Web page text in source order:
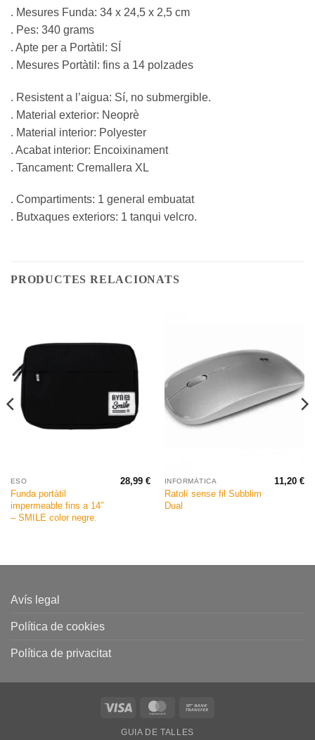
. Mesures Funda: 34 x 24,5 x 2,5 cm
. Pes: 340 grams
. Apte per a Portàtil: SÍ
. Mesures Portàtil: fins a 14 polzades
. Resistent a l’aigua: Sí, no submergible.
. Material exterior: Neoprè
. Material interior: Polyester
. Acabat interior: Encoixinament
. Tancament: Cremallera XL
. Compartiments: 1 general embuatat
. Butxaques exteriors: 1 tanqui velcro.
PRODUCTES RELACIONATS
ESO
Funda portàtil
impermeable fins a 14″
– SMILE color negre.
28,99€ INFORMÀTICA
Ratolí sense fil Subblim
Dual
11,20€
Avís legal
Política de cookies
Política de privacitat
Visa MasterCard
GUIA DE TALLES